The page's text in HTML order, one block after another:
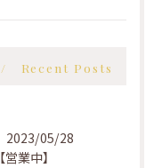
Recent Posts
2023/05/28
【営業中】